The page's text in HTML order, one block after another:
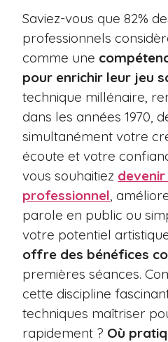
Saviez-vous que 82%
professionnels
comme une
pour enrichir leur jeu
technique millénaire,
dans les années 1970,
simultanément votre
écoute et votre
vous souhaitiez
professionnel ,
parole en public ou
votre potentiel
offre des bénéfices
premières séances.
cette discipline
techniques maîtriser
rapidement ? Où